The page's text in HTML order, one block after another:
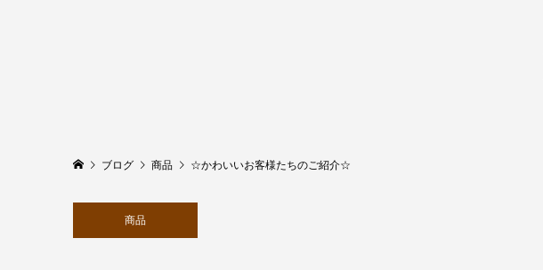
ブログ 商品 ☆かわいいお客様たちのご紹介☆
商品